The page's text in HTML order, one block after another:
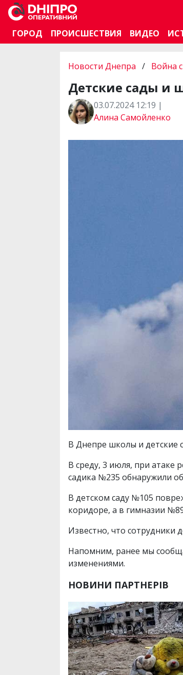
ГОРОД
ПРОИСШЕСТВИЯ ВИДЕО
Новости Днепра / Война
Детские сады и
03.07.2024 12:19 |
Алина Самойленко
В Днепре школы и детские
В среду, 3 июля, при атаке
садика №235 обнаружили
В детском саду №105
коридоре, а в гимназии
Известно, что сотрудники
Напомним, ранее мы
изменениями.